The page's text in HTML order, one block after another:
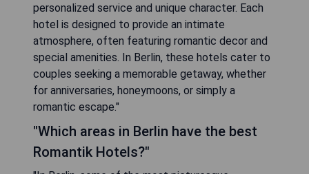
personalized service and unique character. Each
hotel is designed to provide an intimate
atmosphere, often featuring romantic decor and
special amenities. In Berlin, these hotels cater to
couples seeking a memorable getaway, whether
for anniversaries, honeymoons, or simply a
romantic escape."
"Which areas in Berlin have the best
Romantik Hotels?"